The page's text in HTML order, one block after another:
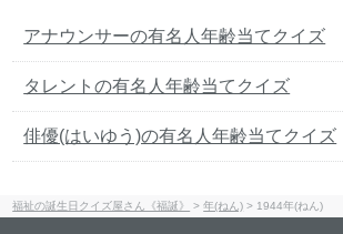
アナウンサーの有名人年齢当てクイズ
タレントの有名人年齢当てクイズ
俳優(はいゆう)の有名人年齢当てクイズ
福祉の誕生日クイズ屋さん《福誕》 >年(ねん) > 1944年(ねん)